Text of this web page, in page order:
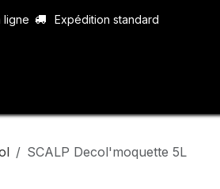
ligne Expédition standard
SCALP Decol'moquette 5L